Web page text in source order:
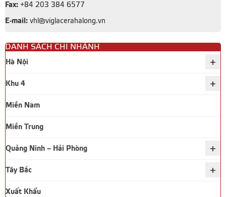
Fax: +84 203 384 6577
E-mail: vhl@viglacerahalong.vn
DANH SÁCH CHI NHÁNH
Hà Nội +
Khu 4 +
Miền Nam
Miền Trung
Quảng Ninh – Hải Phòng +
Tây Bắc +
Xuất Khẩu